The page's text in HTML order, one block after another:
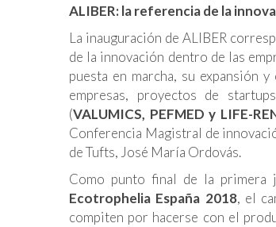
ALIBER: la referencia de la
La inauguración de ALIBER
de la innovación dentro de las
puesta en marcha, su expansión
empresas, proyectos de
(VALUMICS, PEFMED y LIFE-
Conferencia Magistral de
de Tufts, José María Ordovás.
Como punto final de la primera
Ecotrophelia España 2018, el
compiten por hacerse con el